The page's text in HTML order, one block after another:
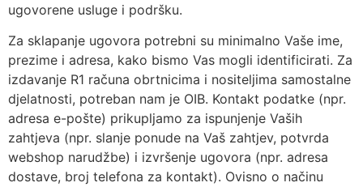
ugovorene usluge i podršku.
Za sklapanje ugovora potrebni su minimalno Vaše ime,
prezime i adresa, kako bismo Vas mogli identificirati. Za
izdavanje R1 računa obrtnicima i nositeljima samostalne
djelatnosti, potreban nam je OIB. Kontakt podatke (npr.
adresa e-pošte) prikupljamo za ispunjenje Vaših
zahtjeva (npr. slanje ponude na Vaš zahtjev, potvrda
webshop narudžbe) i izvršenje ugovora (npr. adresa
dostave, broj telefona za kontakt). Ovisno o načinu